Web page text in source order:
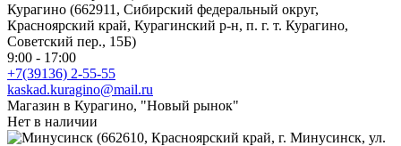
Курагино (662911, Сибирский федеральный округ,
Красноярский край, Курагинский р-н, п. г. т. Курагино,
Советский пер., 15Б)
9:00 - 17:00
+7(39136) 2-55-55
kaskad.kuragino@mail.ru
Магазин в Курагино, "Новый рынок"
Нет в наличии